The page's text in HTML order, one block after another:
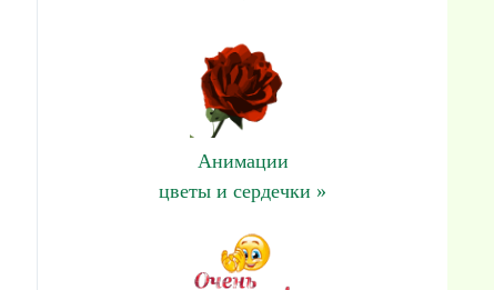
Анимации
цветы и сердечки »